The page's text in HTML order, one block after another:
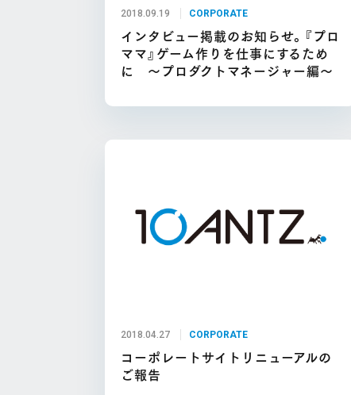
2018.09.19 CORPORATE
インタビュー掲載のお知らせ。『プロ
ママ』ゲーム作りを仕事にするため
に ～プロダクトマネージャー編～
2018.04.27 CORPORATE
コーポレートサイトリニューアルの
ご報告